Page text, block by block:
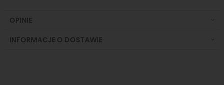
OPINIE
INFORMACJE O DOSTAWIE